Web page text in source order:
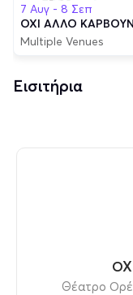
7 Αυγ - 8 Σεπ
ΟΧΙ ΑΛΛΟ
Multiple Venues
Εισιτήρια
Θέατρο